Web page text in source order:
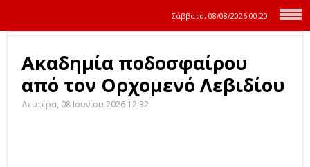
Σάββατο, 08/08/2026 00:20
Ακαδημία ποδοσφαίρου
από τον Ορχομενό Λεβιδίου
Δευτέρα, 08 Ιουνίου 2026 12:32